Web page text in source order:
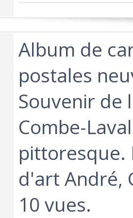
‎Album de
postales
Souvenir de
Combe-
pittoresque.
d'art André,
10 vues. ‎